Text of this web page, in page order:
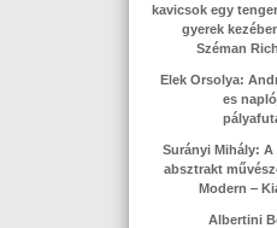
kavicsok egy
gyerek
Széman
Elek Orsolya:
es
Surányi Mihály:
absztrakt
Modern ‒
Albertini